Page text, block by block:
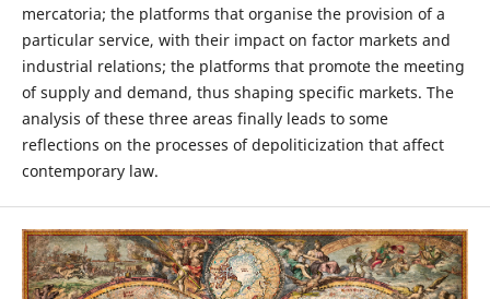
mercatoria; the platforms that organise the provision of a
particular service, with their impact on factor markets and
industrial relations; the platforms that promote the meeting
of supply and demand, thus shaping specific markets. The
analysis of these three areas finally leads to some
reflections on the processes of depoliticization that affect
contemporary law.